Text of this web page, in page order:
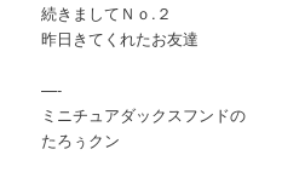
続きましてＮｏ.２
昨日きてくれたお友達
—-
ミニチュアダックスフンドの
たろぅクン